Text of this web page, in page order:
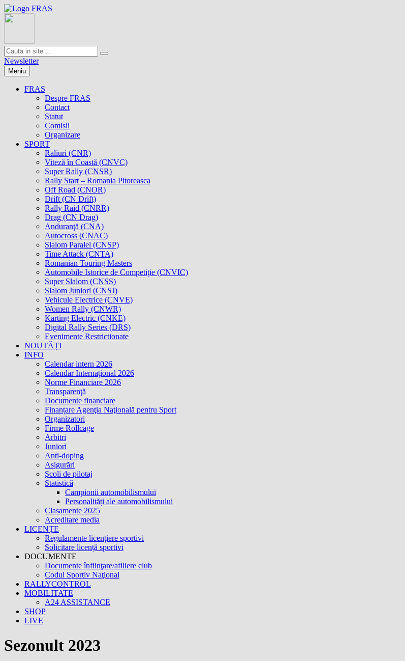
Newsletter
Meniu
FRAS
Despre FRAS
Contact
Statut
Comisii
Organizare
SPORT
Raliuri (CNR)
Viteză în Coastă (CNVC)
Super Rally (CNSR)
Rally Start – Romania Pitoreasca
Off Road (CNOR)
Drift (CN Drift)
Rally Raid (CNRR)
Drag (CN Drag)
Anduranţă (CNA)
Autocross (CNAC)
Slalom Paralel (CNSP)
Time Attack (CNTA)
Romanian Touring Masters
Automobile Istorice de Competiţie (CNVIC)
Super Slalom (CNSS)
Slalom Juniori (CNSJ)
Vehicule Electrice (CNVE)
Women Rally (CNWR)
Karting Electric (CNKE)
Digital Rally Series (DRS)
Evenimente Restrictionate
NOUTĂȚI
INFO
Calendar intern 2026
Calendar Internațional 2026
Norme Financiare 2026
Transparenţă
Documente financiare
Finanțare Agenţia Naţională pentru Sport
Organizatori
Firme Rollcage
Arbitri
Juniori
Anti-doping
Asigurări
Şcoli de pilotaj
Statistică
Campionii automobilismului
Personalități ale automobilismului
Clasamente 2025
Acreditare media
LICENȚE
Regulamente licențiere sportivi
Solicitare licență sportivi
DOCUMENTE
Documente înfiinţare/afiliere club
Codul Sportiv Naţional
RALLYCONTROL
MOBILITATE
A24 ASSISTANCE
SHOP
LIVE
Sezonult 2023